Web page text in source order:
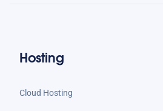
Hosting
Cloud Hosting